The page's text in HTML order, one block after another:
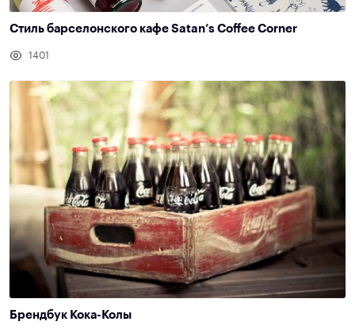
Стиль барселонского кафе Satan’s Coffee Corner
1401
Брендбук Кока-Колы